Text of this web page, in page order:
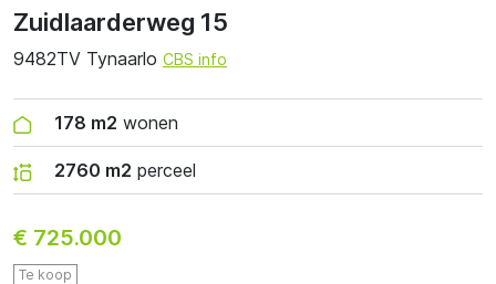
Zuidlaarderweg 15
9482TV Tynaarlo CBS info
178 m2 wonen
2760 m2 perceel
€ 725.000
Te koop